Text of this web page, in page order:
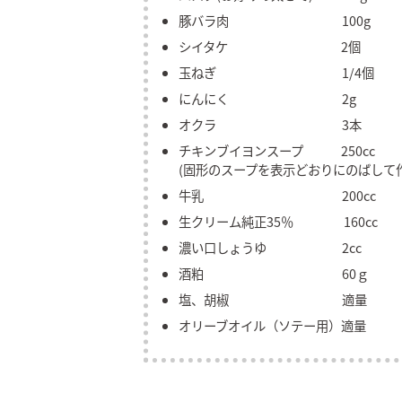
豚バラ肉 100g
シイタケ 2個
玉ねぎ 1/4個
にんにく 2g
オクラ 3本
チキンブイヨンスープ 250cc
(固形のスープを表示どおりにのばして
牛乳 200cc
生クリーム純正35％ 160cc
濃い口しょうゆ 2cc
酒粕 60ｇ
塩、胡椒 適量
オリーブオイル（ソテー用）適量